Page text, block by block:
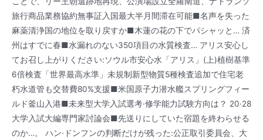
旅行商品業務協約無事証入国最大半月間滞在可能■名声を失った
麻薬清浄国の地位を取り戻すか■木蓮の花の下でパシャッと… 済
州はすでに春■水漏れのない350項目の水質検査… アリス安心し
てお召し上がりください:ソウル市安心水「アリス」(上)植樹基準
6倍検査「世界最高水準」未規制新型物質5種検査追加で住宅老
朽水道管も交替費80%支援■米国原子力潜水艦スプリングフィー
ルド釜山入港■未来型大学入試選考·修学能力試験方向は？ 20·28
大学入試大編専門家討論会■先送りにしていた宿題を終わらせる
のか…。 ハン·ドンフンの判断だけが残った:公正取引委員会、大